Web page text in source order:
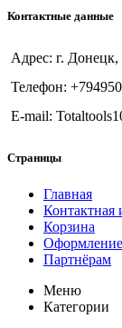
Контактные данные
Адрес: г.
Телефон:
E-mail:
Страницы
Главная
Контактная
Корзина
Оформление
Партнёрам
Меню
Категории